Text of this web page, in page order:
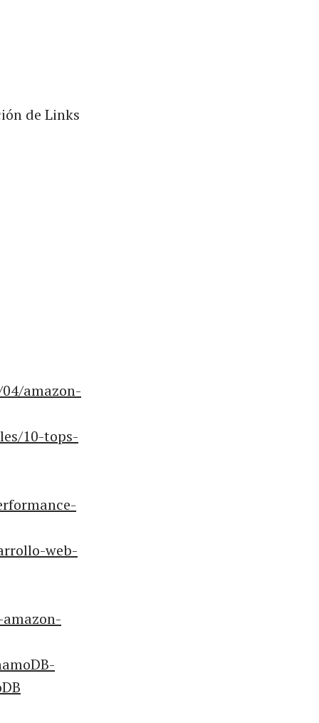
de Links
amazon-
10-tops-
web-